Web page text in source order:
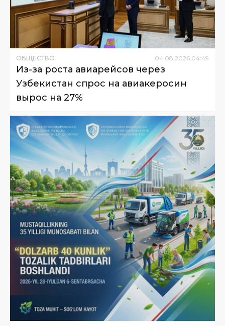
ОБЩЕСТВО 04 08 2026 04:49
Из-за роста авиарейсов через
Узбекистан спрос на авиакеросин
вырос на 27%